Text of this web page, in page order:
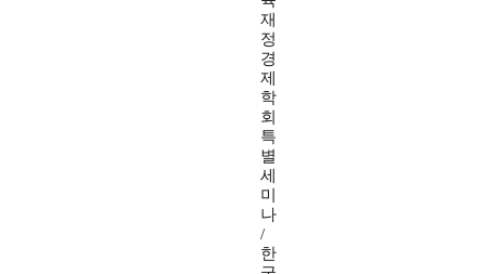
재
정
경
제
학
회
특
별
세
미
나
/
한